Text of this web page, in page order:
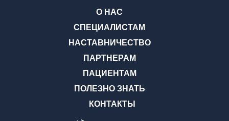
О НАС
СПЕЦИАЛИСТАМ
НАСТАВНИЧЕСТВО
ПАРТНЕРАМ
ПАЦИЕНТАМ
ПОЛЕЗНО ЗНАТЬ
КОНТАКТЫ